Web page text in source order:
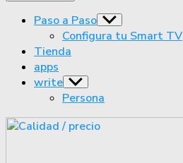
Paso a Paso Show
menu
Configura tu Smart TV
Tienda
apps
write Show
sub
menu
Persona